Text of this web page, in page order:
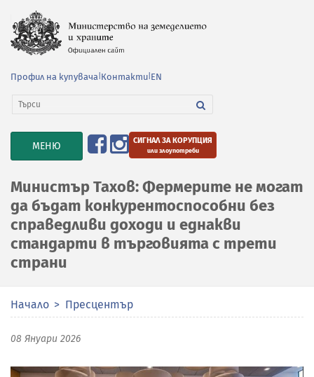
Профил на купувача Контакти EN
TOGGLE
NAVIGATION
МЕНЮ СИГНАЛ ЗА КОРУПЦИЯ
или злоупотреби
Министър Тахов: Фермерите не могат
да бъдат конкурентоспособни без
справедливи доходи и еднакви
стандарти в търговията с трети
страни
Начало Пресцентър
08 Януари 2026